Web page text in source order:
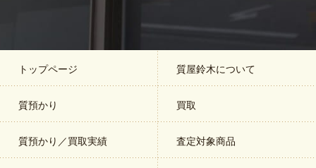
トップページ 質屋鈴木について
質預かり 買取
質預かり／買取実績 査定対象商品